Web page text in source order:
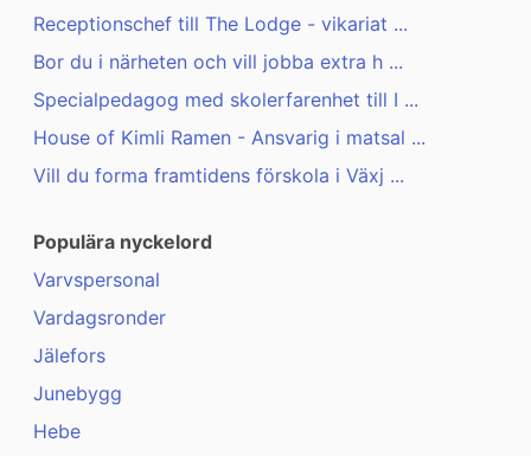
Receptionschef till The Lodge - vikariat ...
Bor du i närheten och vill jobba extra h ...
Specialpedagog med skolerfarenhet till I ...
House of Kimli Ramen - Ansvarig i matsal ...
Vill du forma framtidens förskola i Växj ...
Populära nyckelord
Varvspersonal
Vardagsronder
Jälefors
Junebygg
Hebe